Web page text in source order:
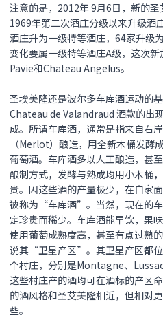
注意的是，2012年 9月6日，新的
1969年第二次酒庄分级以来升级酒
酒庄升为一级特等酒庄，64家升级
变化要属一级特等酒庄A级，这次
Pavie和Chateau Angelus。
圣埃美隆还是波尔多车库酒运动的
Chateau de Valandraud 酒款的出
成。所谓车库酒，通常是指来自右
（Merlot）酿造，用全新木桶发酵
葡萄酒。车库酒多以人工酿造，甚
酿制方式，发酵与熟成均用小木桶
贵。因这些酒的产量极少，在自家
被称为“车库酒”。当然，现在的
定珍贵而稀少。车库酒能早饮，果
使用葡萄成熟度高，甚至有点过熟
说其“卫星产区”。其卫星产区都
个村庄，分别是Montagne、
这些村庄产的酒均可在酒标的产
的酒风格和圣艾美隆相近，但相对
些。